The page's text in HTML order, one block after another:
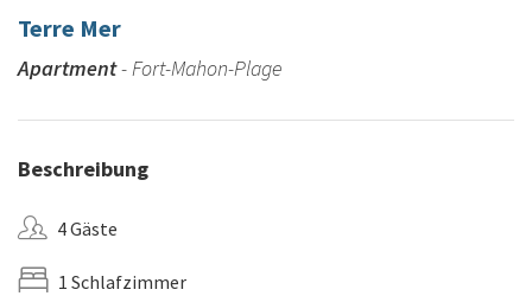
Terre Mer
Apartment- Fort-Mahon-Plage
Beschreibung
4 Gäste
1 Schlafzimmer